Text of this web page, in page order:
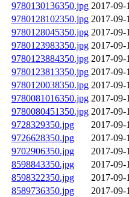
9780130136350.jpg 2017-09-
9780128102350.jpg 2017-09-
9780128045350.jpg 2017-09-
9780123983350.jpg 2017-09-
9780123884350.jpg 2017-09-
9780123813350.jpg 2017-09-
9780120038350.jpg 2017-09-
9780081016350.jpg 2017-09-
9780080451350.jpg 2017-09-
9728329350.jpg
2017-09-
9726628350.jpg
2017-09-
9702906350.jpg
2017-09-
8598843350.jpg
2017-09-
8598322350.jpg
2017-09-
8589736350.jpg
2017-09-